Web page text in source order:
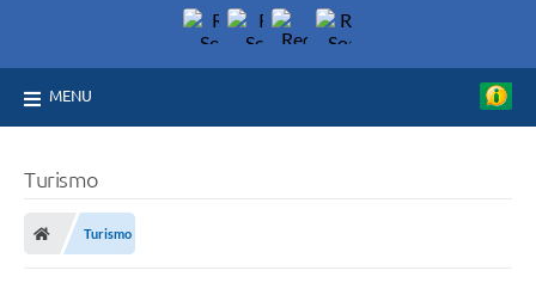
MENU
Turismo
Turismo